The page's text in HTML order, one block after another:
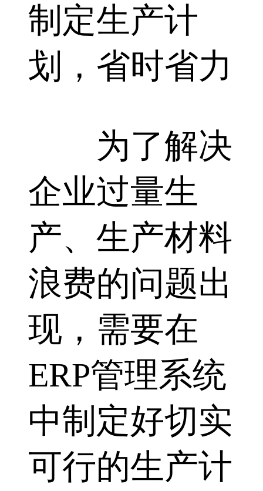
制定生产计
划，省时省力
为了解决
企业过量生
产、生产材料
浪费的问题出
现，需要在
ERP管理系统
中制定好切实
可行的生产计